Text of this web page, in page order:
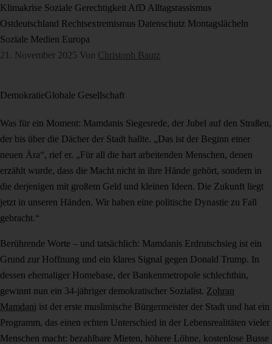
Klimakrise Soziale Gerechtigkeit AfD Alltagsrassismus
Ostdeutschland Rechtsextremismus Datenschutz Montagslächeln
Soziale Medien Europa
21. November 2025 Von Christoph Bautz
DemokratieGlobale Gesellschaft
Was für ein Moment: Mamdanis Siegesrede, der Jubel auf den Straßen,
der bis über die Dächer der Stadt hallte. „Das ist der Beginn einer
neuen Ära“, rief er. „Für all die hart arbeitenden Menschen, denen
erzählt wurde, dass die Macht nicht in ihre Hände gehört, sondern in
die derjenigen mit großem Geld und kleinen Ideen. Die Zukunft liegt
jetzt in unseren Händen. Wir haben eine politische Dynastie zu Fall
gebracht.“
Berührende Worte – und tatsächlich: Mamdanis Erdrutschsieg ist ein
Grund zur Hoffnung und ein klares Signal gegen Donald Trump. In
dessen ehemaliger Homebase, der Bankenmetropole schlechthin,
gewinnt nun ein 34-jähriger demokratischer Sozialist. Zohran
Mamdani ist der erste muslimische Bürgermeister der Stadt und hat ein
Programm, das einen echten Unterschied in der Lebensrealitäten vieler
Menschen macht: bezahlbare Mieten, höhere Löhne, kostenlose Busse